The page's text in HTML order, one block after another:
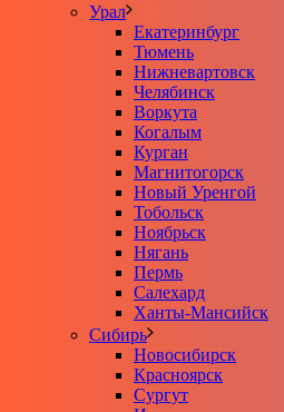
Урал
Екатеринбург
Тюмень
Нижневартовск
Челябинск
Воркута
Когалым
Курган
Магнитогорск
Новый Уренгой
Тобольск
Ноябрьск
Нягань
Пермь
Салехард
Ханты-Мансийск
Сибирь
Новосибирск
Красноярск
Сургут